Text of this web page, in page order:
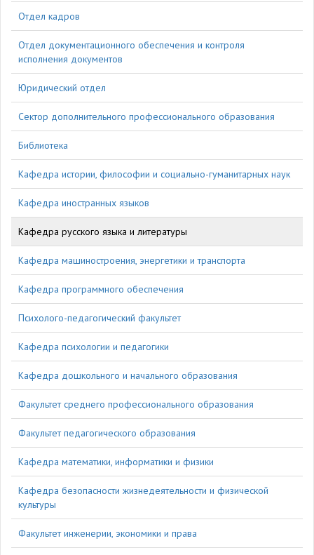
Отдел кадров
Отдел документационного обеспечения и контроля
исполнения документов
Юридический отдел
Сектор дополнительного профессионального образования
Библиотека
Кафедра истории, философии и социально-гуманитарных наук
Кафедра иностранных языков
Кафедра русского языка и литературы
Кафедра машиностроения, энергетики и транспорта
Кафедра программного обеспечения
Психолого-педагогический факультет
Кафедра психологии и педагогики
Кафедра дошкольного и начального образования
Факультет среднего профессионального образования
Факультет педагогического образования
Кафедра математики, информатики и физики
Кафедра безопасности жизнедеятельности и физической
культуры
Факультет инженерии, экономики и права